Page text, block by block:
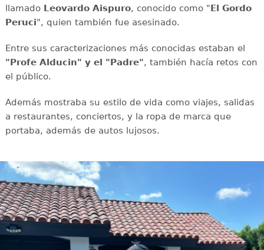
llamadoLeovardo Aispuro, conocido como "El Gordo
Peruci", quien también fue asesinado.
Entre sus caracterizaciones más conocidas estaban el
"Profe Alducin" y el "Padre", también hacía retos con
el público.
Además mostraba su estilo de vida como viajes, salidas
a restaurantes, conciertos, y la ropa de marca que
portaba, además de autos lujosos.